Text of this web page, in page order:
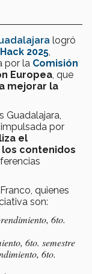
logró
2025
por la Comisión
Europea , que
mejorar la
por
el
contenidos
quienes
son:
6to.
6to. semestre
6to.